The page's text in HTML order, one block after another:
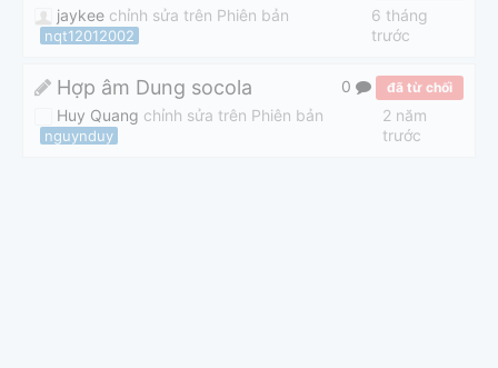
jaykee chỉnh sửa trên Phiên bản
nqt12012002
6 tháng
trước
Hợp âm Dung socola 0 đã từ chối
Huy Quang chỉnh sửa trên Phiên bản
nguynduy
2 năm
trước